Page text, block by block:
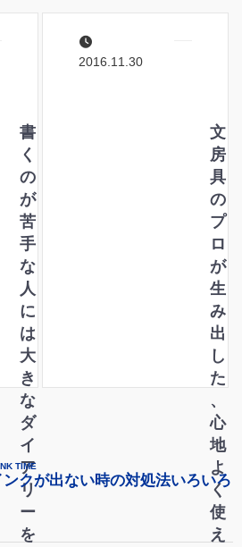
書
く
の
が
苦
手
な
人
に
は
大
き
な
ダ
イ
ア
リ
ー
を
2016.11.30
文
房
具
の
プ
ロ
が
生
み
出
し
た
、
心
地
よ
く
使
え